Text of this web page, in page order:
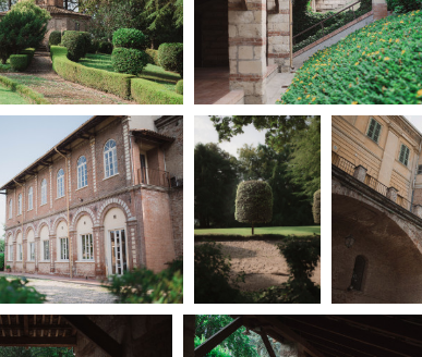
LOCATION GUIDE
FILM DATABASE
BOOK DATABASE
NEWS
CASTING
EVENTI, SPECIALI
Anteprime in Piemonte
Days
Locarno
Mostra
Toronto
Festa
Torino
David di
Nastri
Premio